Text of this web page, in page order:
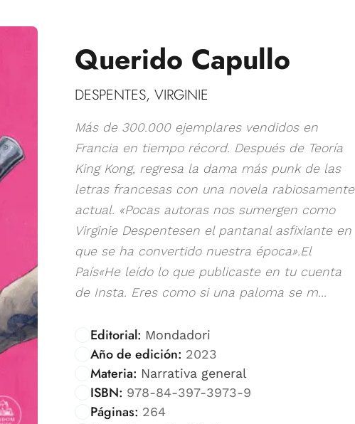
Querido Capullo
DESPENTES, VIRGINIE
Más de 300.000 ejemplares vendidos en
Francia en tiempo récord. Después de Teoría
King Kong, regresa la dama más punk de las
letras francesas con una novela rabiosamente
actual. «Pocas autoras nos sumergen como
Virginie Despentesen el pantanal asfixiante en
que se ha convertido nuestra época».El
País«He leído lo que publicaste en tu cuenta
de Insta. Eres como si una paloma se m...
Editorial: Mondadori
Año de edición: 2023
Materia: Narrativa general
ISBN: 978-84-397-3973-9
Páginas: 264